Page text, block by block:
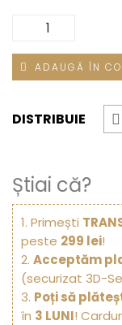
Cantitate
Poșetuța
Chic
MDS065
ADAUGĂ ÎN
DISTRIBUIE
Știai că?
1. Primești
peste 299 lei!
2. Acceptăm
(securizat 3D-
3. Poți să
în 3 LUNI!